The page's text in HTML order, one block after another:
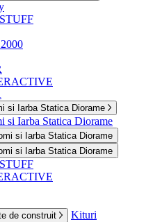
si Iarba Statica Diorame
si Iarba Statica Diorame
si Iarba Statica Diorame
si Iarba Statica Diorame
de construit
Kituri